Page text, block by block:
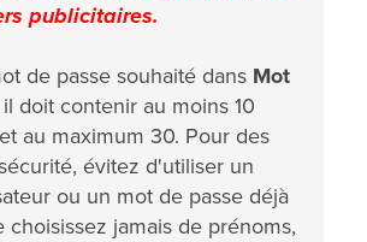
publicitaires.
de passe souhaité dans Mot
doit contenir au moins 10
au maximum 30. Pour des
évitez d'utiliser un
ou un mot de passe déjà
choisissez jamais de prénoms,